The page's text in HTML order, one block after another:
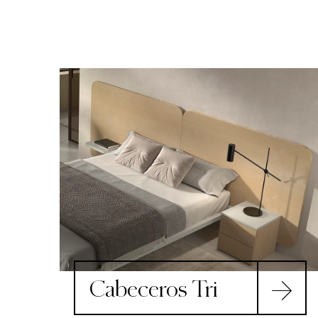
Cabeceros Tri